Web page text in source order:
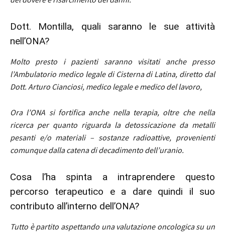
Dott. Montilla, quali saranno le sue attività
nell’ONA?
Molto presto i pazienti saranno visitati anche presso
l’Ambulatorio medico legale di Cisterna di Latina, diretto dal
Dott. Arturo Cianciosi, medico legale e medico del lavoro,
Ora l’ONA si fortifica anche nella terapia, oltre che nella
ricerca per quanto riguarda la detossicazione da metalli
pesanti e/o materiali – sostanze radioattive, provenienti
comunque dalla catena di decadimento dell’uranio.
Cosa l’ha spinta a intraprendere questo
percorso terapeutico e a dare quindi il suo
contributo all’interno dell’ONA?
Tutto è partito aspettando una valutazione oncologica su un